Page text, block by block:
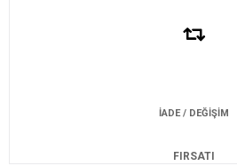
İADE / DEĞİŞİM
FIRSATI